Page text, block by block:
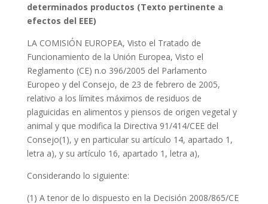
determinados productos (Texto pertinente a
efectos del EEE)
LA COMISIÓN EUROPEA, Visto el Tratado de
Funcionamiento de la Unión Europea, Visto el
Reglamento (CE) n.o 396/2005 del Parlamento
Europeo y del Consejo, de 23 de febrero de 2005,
relativo a los límites máximos de residuos de
plaguicidas en alimentos y piensos de origen vegetal y
animal y que modifica la Directiva 91/414/CEE del
Consejo(1 ), y en particular su artículo 14, apartado 1,
letra a), y su artículo 16, apartado 1, letra a),
Considerando lo siguiente:
(1) A tenor de lo dispuesto en la Decisión 2008/865/CE